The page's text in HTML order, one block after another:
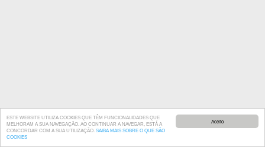
Aceito
ESTE WEBSITE UTILIZA COOKIES QUE TÊM FUNCIONALIDADES QUE
MELHORAM A SUA NAVEGAÇÃO. AO CONTINUAR A NAVEGAR, ESTÁ A
CONCORDAR COM A SUA UTILIZAÇÃO. SAIBA MAIS SOBRE O QUE SÃO
COOKIES